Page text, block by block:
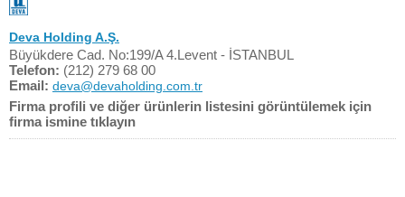
Deva Holding A.Ş.
Büyükdere Cad. No:199/A 4.Levent - İSTANBUL
Telefon: (212) 279 68 00
Email: deva@devaholding.com.tr
Firma profili ve diğer ürünlerin listesini görüntülemek için
firma ismine tıklayın